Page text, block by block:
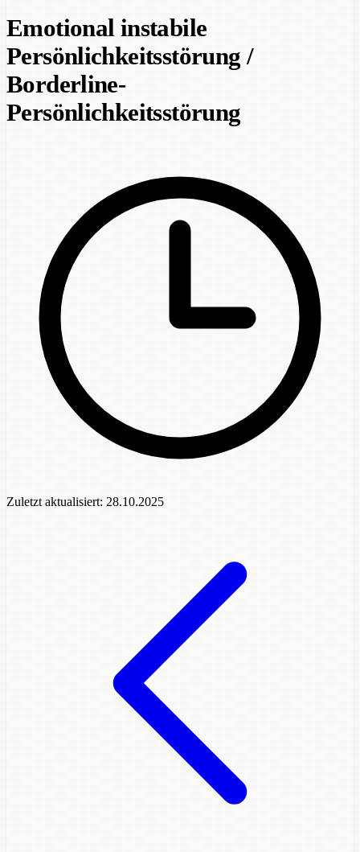
Emotional instabile
Persönlichkeitsstörung /
Borderline-
Persönlichkeitsstörung
Zuletzt aktualisiert: 28.10.2025